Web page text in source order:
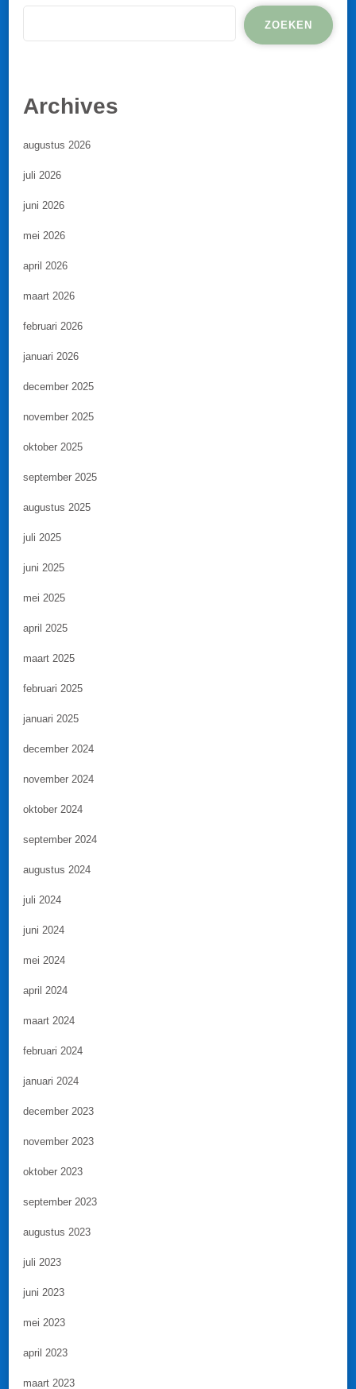
ZOEKEN
Archives
augustus 2026
juli 2026
juni 2026
mei 2026
april 2026
maart 2026
februari 2026
januari 2026
december 2025
november 2025
oktober 2025
september 2025
augustus 2025
juli 2025
juni 2025
mei 2025
april 2025
maart 2025
februari 2025
januari 2025
december 2024
november 2024
oktober 2024
september 2024
augustus 2024
juli 2024
juni 2024
mei 2024
april 2024
maart 2024
februari 2024
januari 2024
december 2023
november 2023
oktober 2023
september 2023
augustus 2023
juli 2023
juni 2023
mei 2023
april 2023
maart 2023